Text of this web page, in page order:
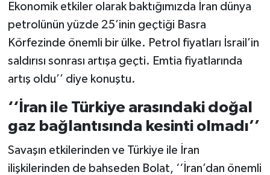
Ekonomik etkiler olarak baktığımızda İran dünya
petrolünün yüzde 25’inin geçtiği Basra
Körfezinde önemli bir ülke. Petrol fiyatları İsrail’in
saldırısı sonrası artışa geçti. Emtia fiyatlarında
artış oldu’’ diye konuştu.
‘‘İran ile Türkiye arasındaki doğal
gaz bağlantısında kesinti olmadı’’
Savaşın etkilerinden ve Türkiye ile İran
ilişkilerinden de bahseden Bolat, ‘‘İran’dan önemli